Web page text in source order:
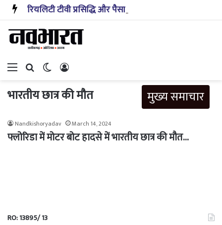
Menu Search forSwitch skin
भारतीय छात्र की मौत मुख्य समाचार
Nandkishoryadav March 14, 2024
फ्लोरिडा में मोटर बोट हादसे में भारतीय छात्र की मौत…
RO: 13895/ 13